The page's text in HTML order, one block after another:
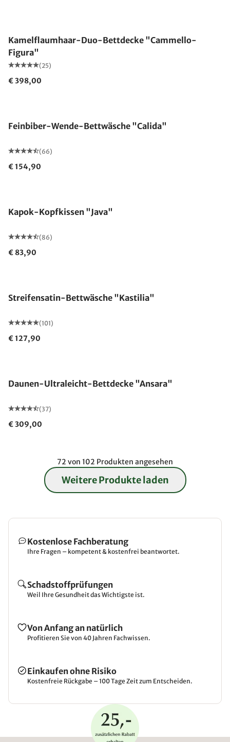
Kamelflaumhaar-Duo-Bettdecke "Cammello-
Figura"
(25)
€ 398,00
Feinbiber-Wende-Bettwäsche "Calida"
(66)
€ 154,90
Kapok-Kopfkissen "Java"
(86)
€ 83,90
Streifensatin-Bettwäsche "Kastilia"
(101)
€ 127,90
Daunen-Ultraleicht-Bettdecke "Ansara"
(37)
€ 309,00
72 von 102 Produkten angesehen
Weitere Produkte laden
Kostenlose Fachberatung
Ihre Fragen – kompetent & kostenfrei beantwortet.
Schadstoffprüfungen
Weil Ihre Gesundheit das Wichtigste ist.
Von Anfang an natürlich
Profitieren Sie von 40 Jahren Fachwissen.
Einkaufen ohne Risiko
Kostenfreie Rückgabe – 100 Tage Zeit zum Entscheiden.